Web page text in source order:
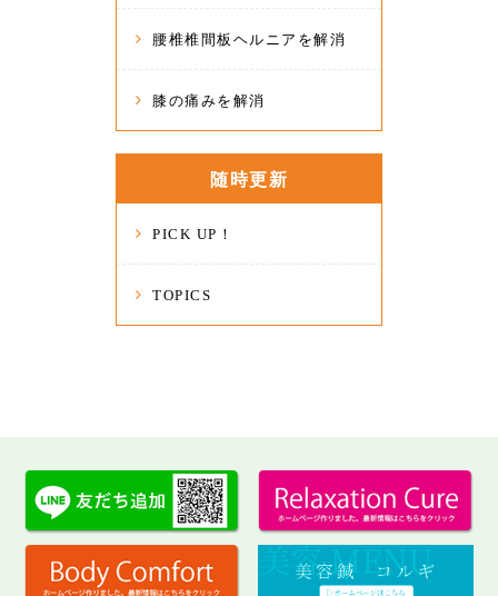
腰椎椎間板ヘルニアを解消
膝の痛みを解消
随時更新
PICK UP！
TOPICS